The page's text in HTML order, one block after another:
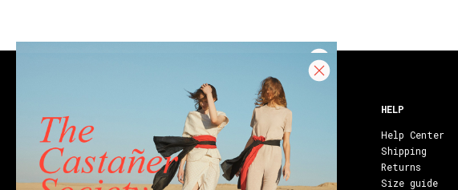
CONTACT
Email
Chat
HELP
Help Center
Shipping
Returns
Size guide